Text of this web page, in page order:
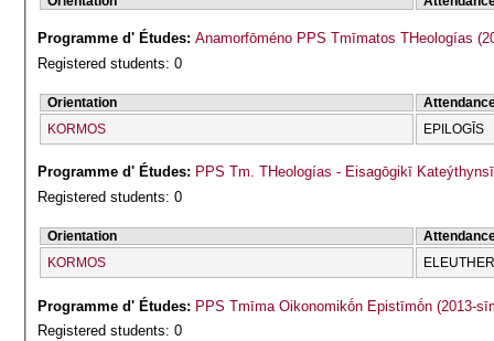
Programme d' Études:
Registered students: 0
Orientation
KORMOS
EPILOGĪS
Programme d' Études: PPS Tm. THeologías - Eisagōgikī
Registered students: 0
Orientation
KORMOS
Programme d' Études: PPS Tmīma Oikonomikṓn Epistīmṓn (2013-
Registered students: 0